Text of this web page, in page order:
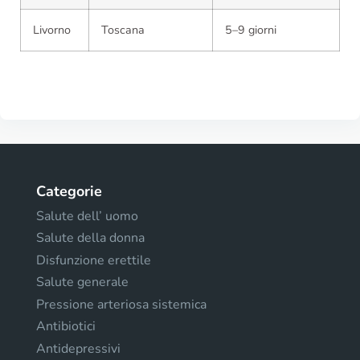
Livorno Toscana 5–9 giorni
Categorie
Salute dell’ uomo
Salute della donna
Disfunzione erettile
Salute generale
Pressione arteriosa sistemica
Antibiotici
Antidepressivi